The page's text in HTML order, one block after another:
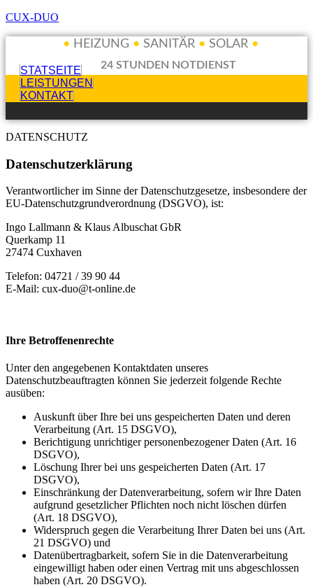
CUX-DUO
• HEIZUNG • SANITÄR • SOLAR •
24 STUNDEN NOTDIENST
STATSEITE
LEISTUNGEN
KONTAKT
DATENSCHUTZ
Datenschutzerklärung
Verantwortlicher im Sinne der Datenschutzgesetze, insbesondere der
EU-Datenschutzgrundverordnung (DSGVO), ist:
Ingo Lallmann & Klaus Albuschat GbR
Querkamp 11
27474 Cuxhaven
Telefon: 04721 / 39 90 44
E-Mail: cux-duo@t-online.de
Ihre Betroffenenrechte
Unter den angegebenen Kontaktdaten unseres
Datenschutzbeauftragten können Sie jederzeit folgende Rechte
ausüben:
Auskunft über Ihre bei uns gespeicherten Daten und deren
Verarbeitung (Art. 15 DSGVO),
Berichtigung unrichtiger personenbezogener Daten (Art. 16
DSGVO),
Löschung Ihrer bei uns gespeicherten Daten (Art. 17
DSGVO),
Einschränkung der Datenverarbeitung, sofern wir Ihre Daten
aufgrund gesetzlicher Pflichten noch nicht löschen dürfen
(Art. 18 DSGVO),
Widerspruch gegen die Verarbeitung Ihrer Daten bei uns (Art.
21 DSGVO) und
Datenübertragbarkeit, sofern Sie in die Datenverarbeitung
eingewilligt haben oder einen Vertrag mit uns abgeschlossen
haben (Art. 20 DSGVO).